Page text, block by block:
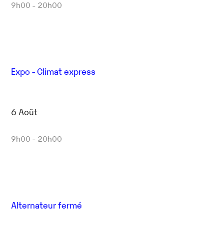
9h00 - 20h00
Expo - Climat express
6 Août
9h00 - 20h00
Alternateur fermé